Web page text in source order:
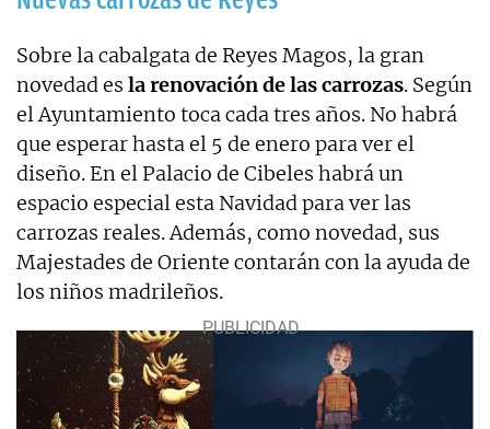
Sobre la cabalgata de Reyes Magos, la gran
novedad es la renovación de las carrozas. Según
el Ayuntamiento toca cada tres años. No habrá
que esperar hasta el 5 de enero para ver el
diseño. En el Palacio de Cibeles habrá un
espacio especial esta Navidad para ver las
carrozas reales. Además, como novedad, sus
Majestades de Oriente contarán con la ayuda de
los niños madrileños.